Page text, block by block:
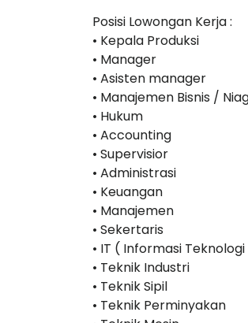
Posisi Lowongan Kerja :
• Kepala Produksi
• Manager
• Asisten manager
• Manajemen Bisnis /
• Hukum
• Accounting
• Supervisior
• Administrasi
• Keuangan
• Manajemen
• Sekertaris
• IT ( Informasi
• Teknik Industri
• Teknik Sipil
• Teknik Perminyakan